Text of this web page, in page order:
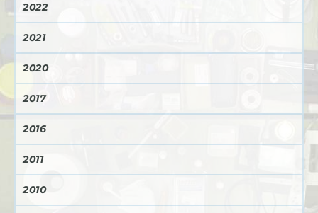
2022
2021
2020
2017
2016
2011
2010